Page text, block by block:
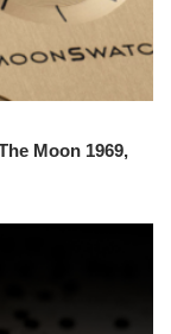
Moon 1969,